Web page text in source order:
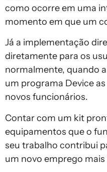
como ocorre em uma
momento em que um
Já a implementação
diretamente para os
normalmente, quando
um programa Device
novos funcionários.
Contar com um kit
equipamentos que o
seu trabalho contribui
um novo emprego